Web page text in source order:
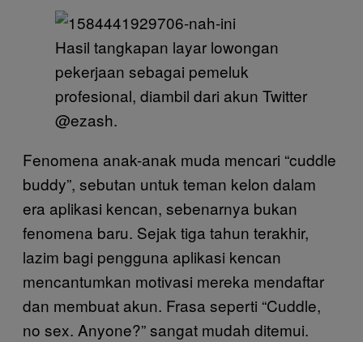
Hasil tangkapan layar lowongan
pekerjaan sebagai pemeluk
profesional, diambil dari akun Twitter
@ezash.
Fenomena anak-anak muda mencari “cuddle
buddy”, sebutan untuk teman kelon dalam
era aplikasi kencan, sebenarnya bukan
fenomena baru. Sejak tiga tahun terakhir,
lazim bagi pengguna aplikasi kencan
mencantumkan motivasi mereka mendaftar
dan membuat akun. Frasa seperti “Cuddle,
no sex. Anyone?” sangat mudah ditemui.